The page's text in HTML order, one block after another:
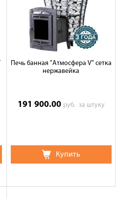
Печь банная "Атмосфера V" сетка
нержавейка
191 900.00 руб. за штуку
Купить